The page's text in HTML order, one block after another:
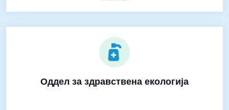
Оддел за здравствена екологија